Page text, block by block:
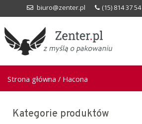
biuro@zenter.pl (15) 814 37 54
Strona główna / Hacona
Kategorie produktów